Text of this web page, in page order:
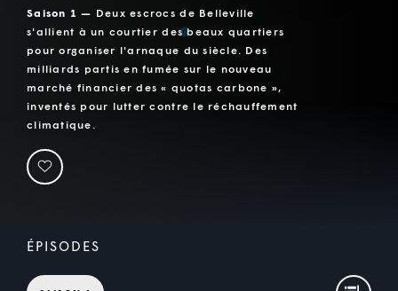
Saison 1 — Deux escrocs de Belleville
s'allient à un courtier des beaux quartiers
pour organiser l'arnaque du siècle. Des
milliards partis en fumée sur le nouveau
marché financier des « quotas carbone »,
inventés pour lutter contre le réchauffement
climatique.
ÉPISODES